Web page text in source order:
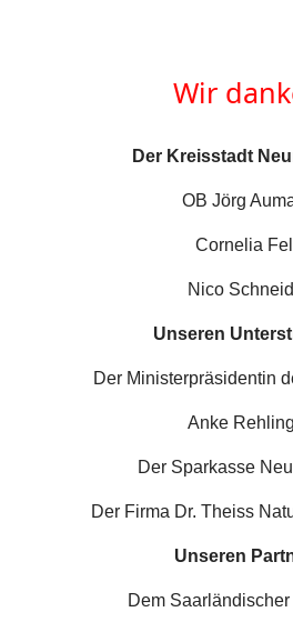
Wir
Der Kreisstadt
OB Jörg
Cornelia
Nico
Unseren
Der Ministerpräsidentin
Anke
Der Sparkasse
Der Firma Dr. Theiss
Unseren
Dem